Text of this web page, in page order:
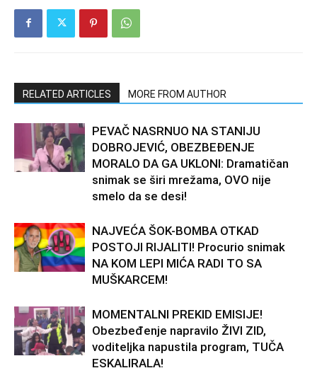
RELATED ARTICLES MORE FROM AUTHOR
PEVAČ NASRNUO NA STANIJU
DOBROJEVIĆ, OBEZBEĐENJE
MORALO DA GA UKLONI: Dramatičan
snimak se širi mrežama, OVO nije
smelo da se desi!
NAJVEĆA ŠOK-BOMBA OTKAD
POSTOJI RIJALITI! Procurio snimak
NA KOM LEPI MIĆA RADI TO SA
MUŠKARCEM!
MOMENTALNI PREKID EMISIJE!
Obezbeđenje napravilo ŽIVI ZID,
voditeljka napustila program, TUČA
ESKALIRALA!